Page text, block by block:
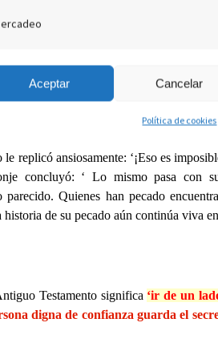
Aceptar Cancelar
Política de cookies
por muchas razones. Una
la Edad Media un joven fue
¿ qué debo hacer ? ‘ El monje
replicó ansiosamente: ‘¡Eso es
concluyó: ‘ Lo mismo pasa con
parecido. Quienes han pecado
de su pecado aún continúa viva
Testamento significa ‘ir de un
digna de confianza guarda el